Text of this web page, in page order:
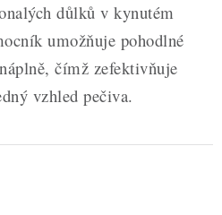
důlků v kynutém
umožňuje pohodlné
čímž zefektivňuje
vzhled pečiva.